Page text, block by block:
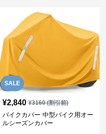
SALE
¥2,840 ¥3160(割引前)
バイクカバー 中型バイク用オー
ルシーズンカバー